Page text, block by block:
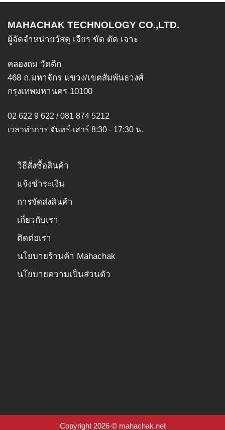
MAHACHAK TECHNOLOGY CO.,LTD.
ผู้จัดจำหน่ายวัสดุ เจียร ขัด ตัด เจาะ
คลองถม วัดตึก
468 ถ.มหาจักร แขวง/เขตสัมพันธวงศ์
กรุงเทพมหานคร 10100
02 622 9 622 / 081 874 5212
เวลาทำการ จันทร์-เสาร์ 8:30 - 17:30 น.
วิธีสั่งซื้อสินค้า
แจ้งชำระเงิน
การจัดส่งสินค้า
เกี่ยวกับเรา
ติดต่อเรา
นโยบายร้านค้า Mahachak
นโยบายความเป็นส่วนตัว
Copyright 2026 © mahachak.net